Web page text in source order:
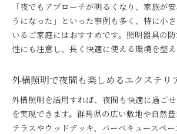
「夜でもアプローチが明るくなり、家族が
うになった」といった事例も多く、特に小
いるご家庭にはおすすめです。照明器具の
性にも注意し、長く快適に使える環境を整え
外構照明で夜間も楽しめるエクステリ
外構照明を活用すれば、夜間も快適に過ご
を実現できます。群馬県の広い敷地や自然豊
テラスやウッドデッキ、バーベキュースペ